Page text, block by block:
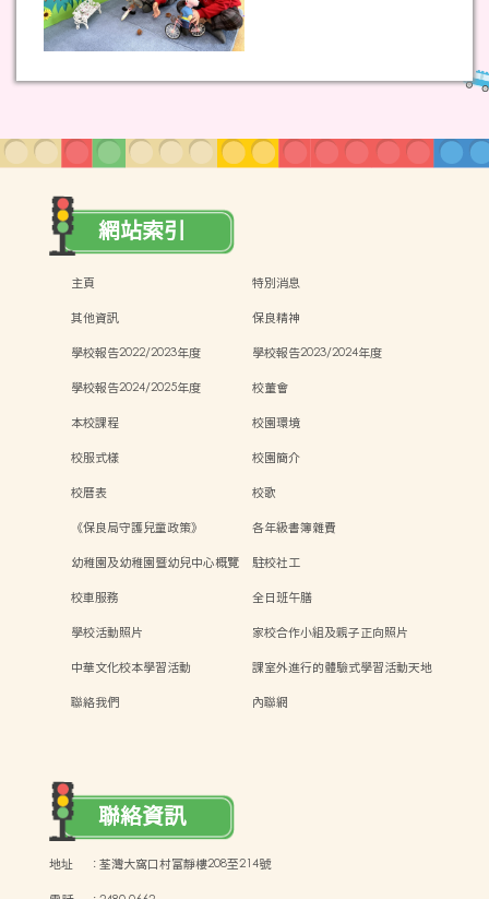
網站索引
主頁
特別消息
其他資訊
保良精神
學校報告2022/2023年度
學校報告2023/2024年度
學校報告2024/2025年度
校董會
本校課程
校園環境
校服式樣
校園簡介
校曆表
校歌
《保良局守護兒童政策》
各年級書簿雜費
幼稚園及幼稚園暨幼兒中心概覽
駐校社工
校車服務
全日班午膳
學校活動照片
家校合作小組及親子正向照片
中華文化校本學習活動
課室外進行的體驗式學習活動天地
聯絡我們
內聯網
聯絡資訊
地址 :荃灣大窩口村富靜樓208至214號